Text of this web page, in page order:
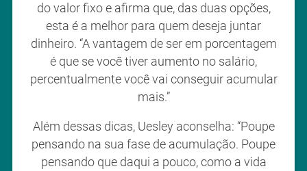
do valor fixo e afirma que, das duas opções,
esta é a melhor para quem deseja juntar
dinheiro. “A vantagem de ser em porcentagem
é que se você tiver aumento no salário,
percentualmente você vai conseguir acumular
mais.”
Além dessas dicas, Uesley aconselha: “Poupe
pensando na sua fase de acumulação. Poupe
pensando que daqui a pouco, como a vida